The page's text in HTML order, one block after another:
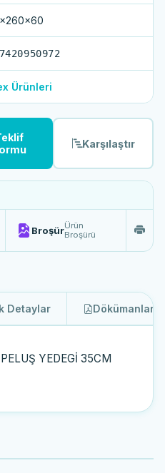
Ürünleri
Karşılaştır
BroşürÜrün
Broşürü
Detaylar Dökümanlar
YEDEGİ 35CM